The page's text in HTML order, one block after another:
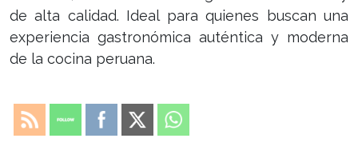
de alta calidad. Ideal para quienes buscan una
experiencia gastronómica auténtica y moderna
de la cocina peruana.